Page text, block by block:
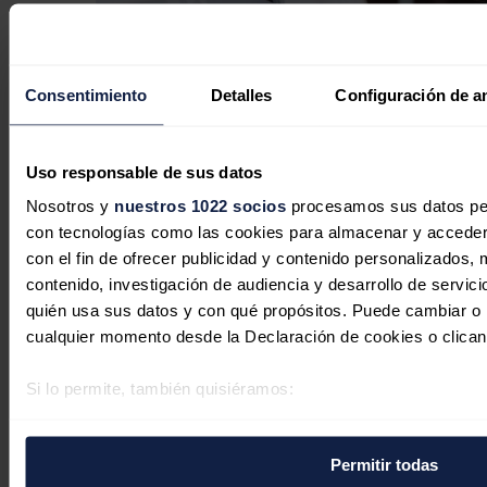
Consentimiento Detalles Configuración de
Uso responsable de sus datos
Nosotros y nuestros 1022 sociosprocesamos sus datos
con tecnologías como las cookies para almacenar y
con el fin de ofrecer publicidad y contenido personalizados,
contenido, investigación de audiencia y desarrollo de
quién usa sus datos y con qué propósitos. Puede cambiar
cualquier momento desde la Declaración de cookies o
Si lo permite, también quisiéramos:
Identificar su dispositivo analizándolo activamente
Permitir todas
La electrificación mantiene su
impulso y supone una de cada cinco
Redacción03/08/2026